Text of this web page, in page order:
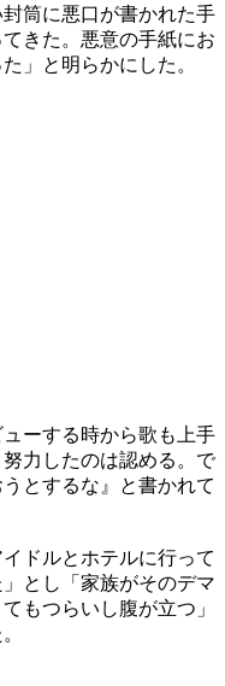
筒に悪口が書かれた手
きた。悪意の手紙にお
」と明らかにした。
ーする時から歌も上手
力したのは認める。で
とするな』と書かれて
ドルとホテルに行って
とし「家族がそのデマ
もつらいし腹が立つ」